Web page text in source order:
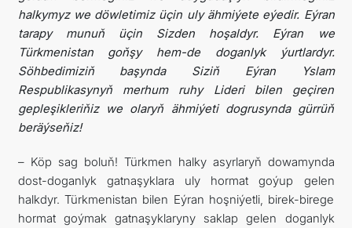
halkymyz we döwletimiz üçin uly ähmiýete eýedir. Eýran
tarapy munuň üçin Sizden hoşaldyr. Eýran we
Türkmenistan goňşy hem-de doganlyk ýurtlardyr.
Söhbedimiziň başynda Siziň Eýran Yslam
Respublikasynyň merhum ruhy Lideri bilen geçiren
gepleşikleriňiz we olaryň ähmiýeti dogrusynda gürrüň
beräýseňiz!
– Köp sag boluň! Türkmen halky asyrlaryň dowamynda
dost-doganlyk gatnaşyklara uly hormat goýup gelen
halkdyr. Türkmenistan bilen Eýran hoşniýetli, birek-birege
hormat goýmak gatnaşyklaryny saklap gelen doganlyk